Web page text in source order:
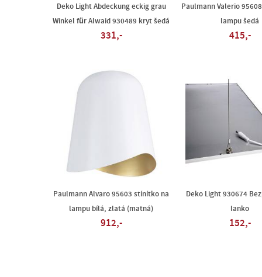
Deko Light Abdeckung eckig grau
Winkel für Alwaid 930489 kryt šedá
331,-
Paulmann Valerio
lampu šedá
415,-
Paulmann Alvaro 95603 stínítko na
lampu bílá, zlatá (matná)
912,-
Deko Light 930674
lanko
152,-